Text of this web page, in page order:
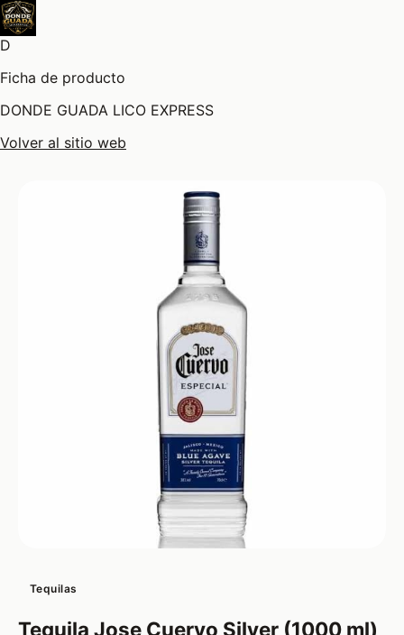
D
Ficha de producto
DONDE GUADA LICO EXPRESS
Volver al sitio web
Tequilas
Tequila Jose Cuervo Silver (1000 ml)